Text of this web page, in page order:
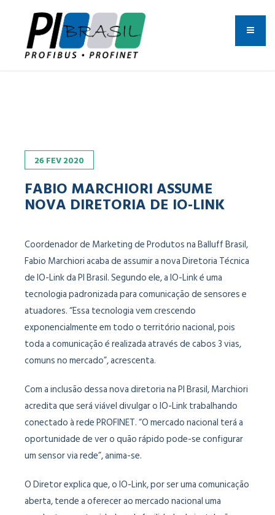
26 FEV2020
FABIO MARCHIORI ASSUME
NOVA DIRETORIA DE IO-LINK
Coordenador de Marketing de Produtos na Balluff Brasil,
Fabio Marchiori acaba de assumir a nova Diretoria Técnica
de IO-Link da PI Brasil. Segundo ele, a IO-Link é uma
tecnologia padronizada para comunicação de sensores e
atuadores. “Essa tecnologia vem crescendo
exponencialmente em todo o território nacional, pois
toda a comunicação é realizada através de cabos 3 vias,
comuns no mercado”, acrescenta.
Com a inclusão dessa nova diretoria na PI Brasil, Marchiori
acredita que será viável divulgar o IO-Link trabalhando
conectado à rede PROFINET. “O mercado nacional terá a
oportunidade de ver o quão rápido pode-se configurar
um sensor via rede”, anima-se.
O Diretor explica que, o IO-Link, por ser uma comunicação
aberta, tende a oferecer ao mercado nacional uma